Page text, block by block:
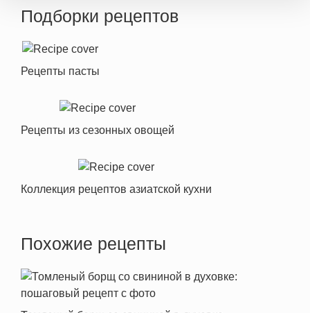
Подборки рецептов
Рецепты пасты
Рецепты из сезонных овощей
Коллекция рецептов азиатской кухни
Похожие рецепты